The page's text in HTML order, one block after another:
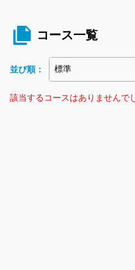
コース一覧
並び順：
該当するコースはありませんで